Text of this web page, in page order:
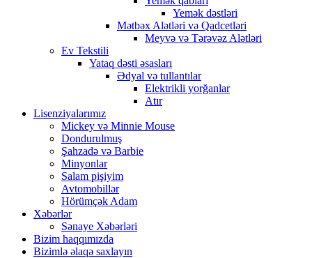
Yemək dəstləri
Mətbəx Alətləri və Qadcetləri
Meyvə və Tərəvəz Alətləri
Ev Tekstili
Yataq dəsti əsasları
Ədyal və tullantılar
Elektrikli yorğanlar
Atır
Lisenziyalarımız
Mickey və Minnie Mouse
Dondurulmuş
Şahzadə və Barbie
Minyonlar
Salam pişiyim
Avtomobillər
Hörümçək Adam
Xəbərlər
Sənaye Xəbərləri
Bizim haqqımızda
Bizimlə əlaqə saxlayın